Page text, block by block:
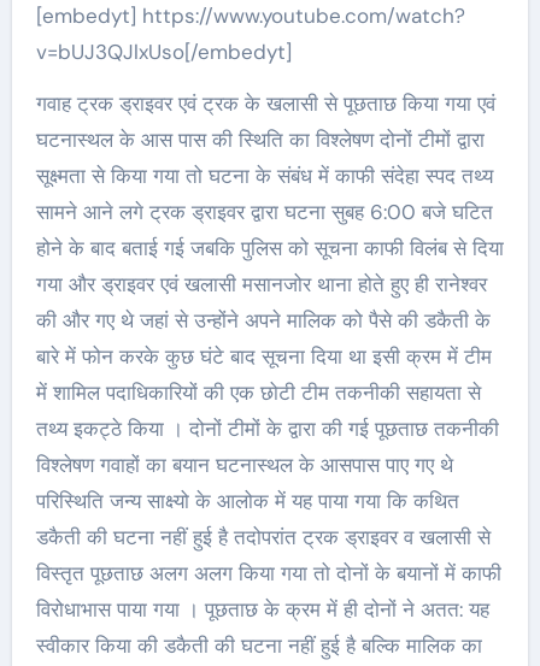
[embedyt] https://www.youtube.com/watch?
v=bUJ3QJlxUso[/embedyt]
गवाह ट्रक ड्राइवर एवं ट्रक के खलासी से पूछताछ किया गया एवं
घटनास्थल के आस पास की स्थिति का विश्लेषण दोनों टीमों द्वारा
सूक्ष्मता से किया गया तो घटना के संबंध में काफी संदेहा स्पद तथ्य
सामने आने लगे ट्रक ड्राइवर द्वारा घटना सुबह 6:00 बजे घटित
होने के बाद बताई गई जबकि पुलिस को सूचना काफी विलंब से दिया
गया और ड्राइवर एवं खलासी मसानजोर थाना होते हुए ही रानेश्वर
की और गए थे जहां से उन्होंने अपने मालिक को पैसे की डकैती के
बारे में फोन करके कुछ घंटे बाद सूचना दिया था इसी क्रम में टीम
में शामिल पदाधिकारियों की एक छोटी टीम तकनीकी सहायता से
तथ्य इकट्ठे किया । दोनों टीमों के द्वारा की गई पूछताछ तकनीकी
विश्लेषण गवाहों का बयान घटनास्थल के आसपास पाए गए थे
परिस्थिति जन्य साक्ष्यो के आलोक में यह पाया गया कि कथित
डकैती की घटना नहीं हुई है तदोपरांत ट्रक ड्राइवर व खलासी से
विस्तृत पूछताछ अलग अलग किया गया तो दोनों के बयानों में काफी
विरोधाभास पाया गया । पूछताछ के क्रम में ही दोनों ने अतत: यह
स्वीकार किया की डकैती की घटना नहीं हुई है बल्कि मालिक का